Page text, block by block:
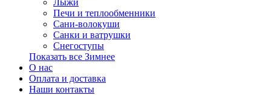
Лыжи
Печи и теплообменники
Сани-волокуши
Санки и ватрушки
Снегоступы
Показать все Зимнее
О нас
Оплата и доставка
Наши контакты